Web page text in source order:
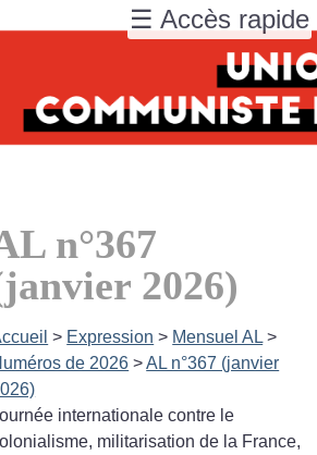
n°367
2026)
> Expression > Mensuel AL >
de 2026 >AL n°367 (janvier
internationale contre le
militarisation de la France,
☰ Accès rapide